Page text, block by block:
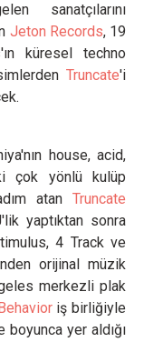
sanatçılarını
Jeton Records, 19
küresel techno
Truncate'i
house, acid,
çok yönlü kulüp
atan Truncate
yaptıktan sonra
4 Track ve
orijinal müzik
merkezli plak
iş birliğiyle
boyunca yer aldığı